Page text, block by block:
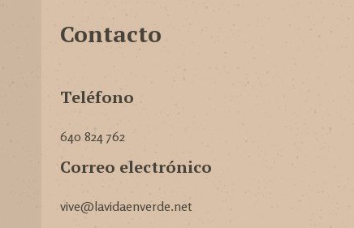
Contacto
Teléfono
640 824 762
Correo electrónico
vive@lavidaenverde.net